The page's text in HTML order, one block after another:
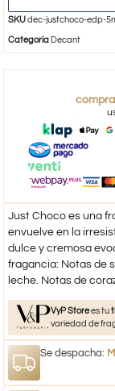
SKUdec-justchoco-edp-
Categoría Decant
Just Choco es una
envuelve en la
dulce y cremosa
fragancia: Notas de
leche. Notas de
VyP Storees tu
variedad de
Se despacha: